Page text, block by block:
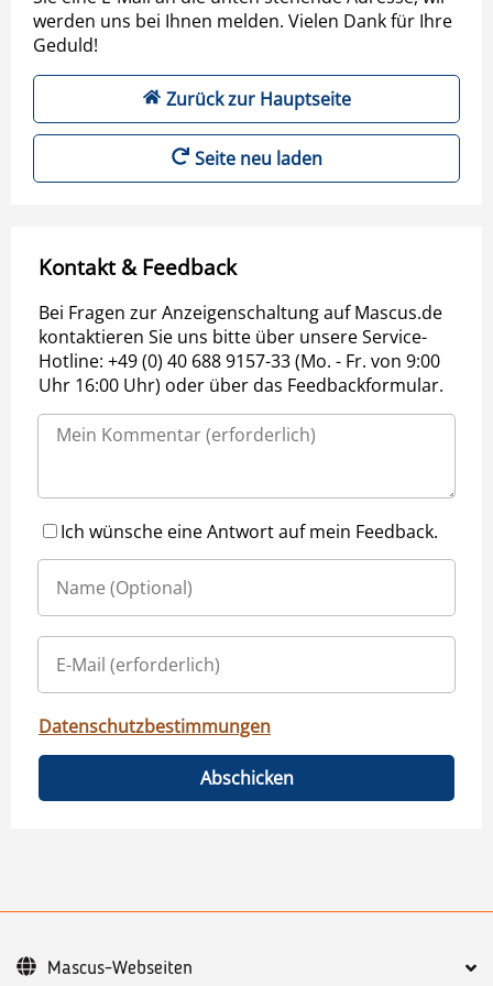
werden uns bei Ihnen melden. Vielen Dank für Ihre
Geduld!
Zurück zur Hauptseite
Seite neu laden
Kontakt & Feedback
Bei Fragen zur Anzeigenschaltung auf Mascus.de
kontaktieren Sie uns bitte über unsere Service-
Hotline: +49 (0) 40 688 9157-33 (Mo. - Fr. von 9:00
Uhr 16:00 Uhr) oder über das Feedbackformular.
Ich wünsche eine Antwort auf mein Feedback.
Datenschutzbestimmungen
Abschicken
Mascus-Webseiten